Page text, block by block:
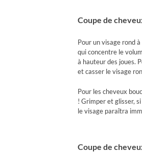
Coupe de
Pour un visage rond à
qui concentre le
à hauteur des joues.
et casser le visage
Pour les cheveux
! Grimper et glisser,
le visage paraîtra
Coupe de